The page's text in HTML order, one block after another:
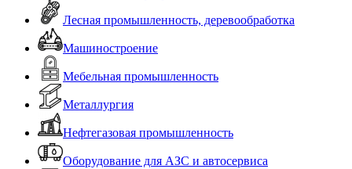
Лесная промышленность, деревообработка
Машиностроение
Мебельная промышленность
Металлургия
Нефтегазовая промышленность
Оборудование для АЗС и автосервиса